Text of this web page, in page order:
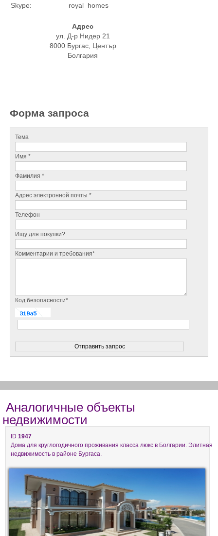
Skype:
royal_homes
Адрес
ул. Д-р Нидер 21
8000 Бургас, Център
Болгария
Форма запроса
Тема
Имя *
Фамилия *
Адрес электронной почты *
Телефон
Ищу для покупки?
Комментарии и требования*
Код безопасности*
Аналогичные объекты
недвижимости
ID 1947
Дома для круглогодичного проживания класса люкс в Болгарии. Элитная
недвижимость в районе Бургаса.